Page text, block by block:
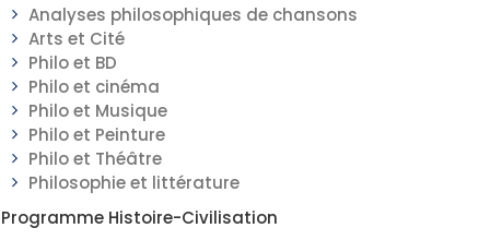
Analyses philosophiques de chansons
Arts et Cité
Philo et BD
Philo et cinéma
Philo et Musique
Philo et Peinture
Philo et Théâtre
Philosophie et littérature
Programme Histoire-Civilisation